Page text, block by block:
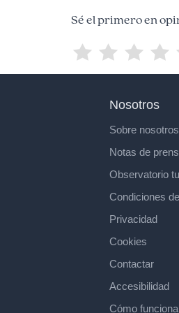
Sé el primero en
Nosotros
Sobre nosotros
Notas de
Observatorio
Condiciones
Privacidad
Cookies
Contactar
Accesibilidad
Cómo